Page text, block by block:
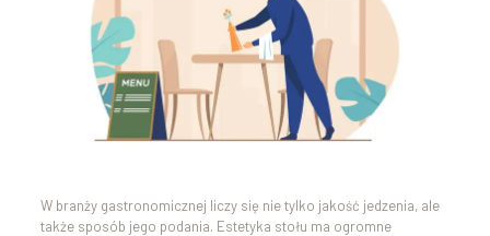
W branży gastronomicznej liczy się nie tylko jakość jedzenia, ale
także sposób jego podania. Estetyka stołu ma ogromne